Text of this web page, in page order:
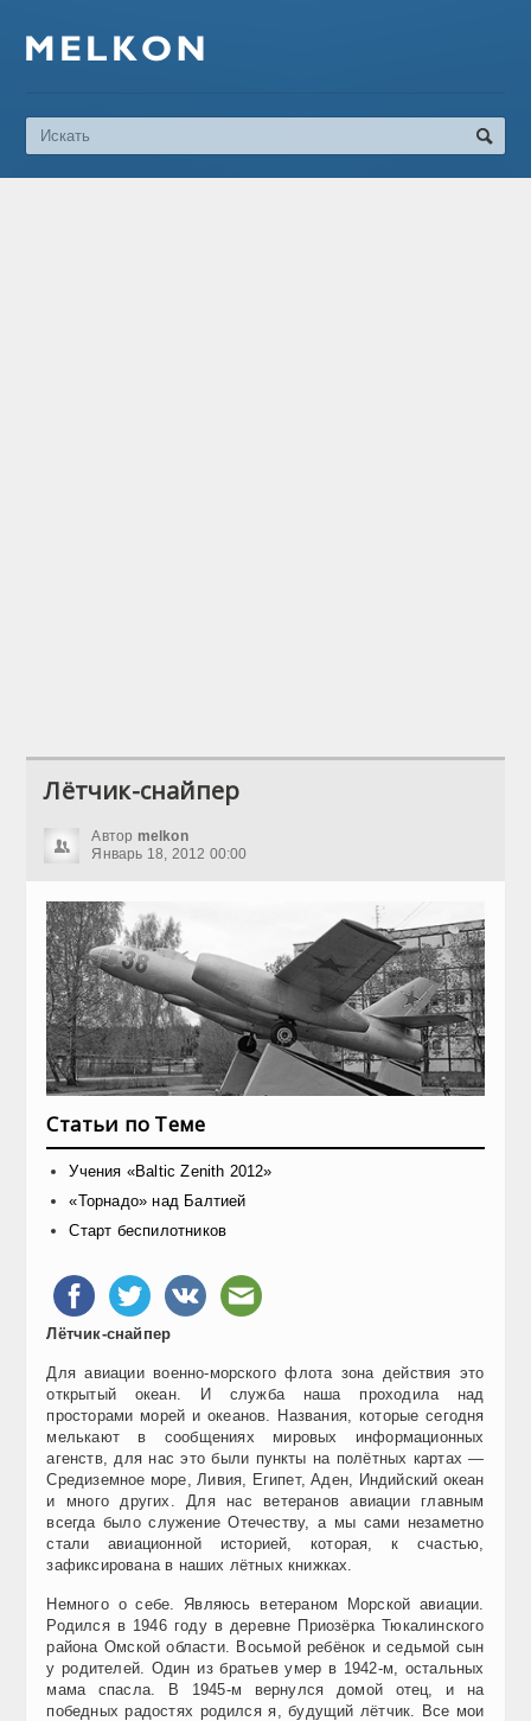
Лётчик-снайпер
Автор melkon
Январь 18, 2012 00:00
Статьи по Теме
Учения «Baltic Zenith 2012»
«Торнадо» над Балтией
Старт беспилотников
Лётчик-снайпер
Для авиации военно-морского флота зона действия это
открытый океан. И служба наша проходила над
просторами морей и океанов. Названия, которые сегодня
мелькают в сообщениях мировых информационных
агенств, для нас это были пункты на полётных картах —
Средиземное море, Ливия, Египет, Аден, Индийский океан
и много других. Для нас ветеранов авиации главным
всегда было служение Отечеству, а мы сами незаметно
стали авиационной историей, которая, к счастью,
зафиксирована в наших лётных книжках.
Немного о себе. Являюсь ветераном Морской авиации.
Родился в 1946 году в деревне Приозёрка Тюкалинского
района Омской области. Восьмой ребёнок и седьмой сын
у родителей. Один из братьев умер в 1942-м, остальных
мама спасла. В 1945-м вернулся домой отец, и на
победных радостях родился я, будущий лётчик. Все мои